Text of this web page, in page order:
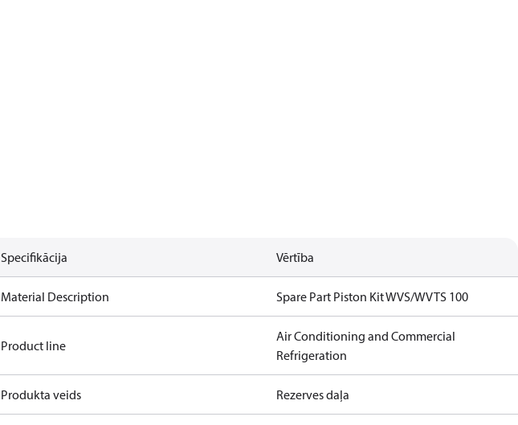
Specifikācija Vērtība
Material Description Spare Part Piston Kit WVS/WVTS 100
Product line
Air Conditioning and Commercial
Refrigeration
Produkta veids Rezerves daļa